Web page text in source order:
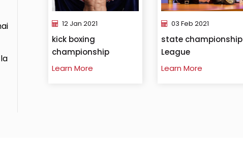
12 Jan 2021
kick boxing
championship
Learn More
03 Feb 2021
state championship
League
Learn More